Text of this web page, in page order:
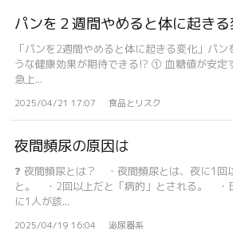
パンを２週間やめると体に起き
「パンを2週間やめると体に起きる変化」パ
うな健康効果が期待できる!? ① 血糖値が安
急上...
2025/04/21 17:07 食品とリスク
夜間頻尿の原因は
❓ 夜間頻尿とは？ ・夜間頻尿とは、夜に1回
と。 ・2回以上だと「病的」とされる。 ・
に1人が該...
2025/04/19 16:04 泌尿器系